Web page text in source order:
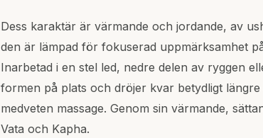
Dess karaktär är värmande och jordande, av
den är lämpad för fokuserad uppmärksamhet
Inarbetad i en stel led, nedre delen av ryggen
formen på plats och dröjer kvar betydligt
medveten massage. Genom sin värmande,
Vata och Kapha.